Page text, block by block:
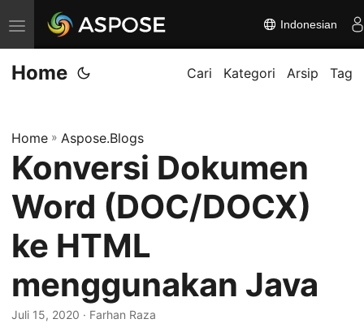
A
l
i
a
n
a
v
i
g
a
s
Indonesian
Home Cari Kategori Arsip Tag
Home » Aspose.Blogs
Konversi Dokumen
Word (DOC/DOCX)
ke HTML
menggunakan Java
Juli 15, 2020 · Farhan Raza